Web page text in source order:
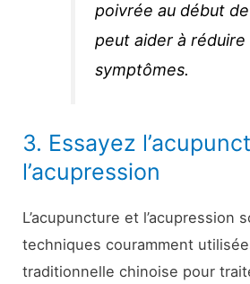
poivrée au début
peut aider à réduire
symptômes.
3. Essayez
l’acupression
L’acupuncture et l’acupression
techniques couramment
traditionnelle chinoise pour